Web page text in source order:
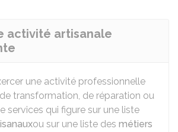
activité artisanale
une activité professionnelle
transformation, de réparation ou
services qui figure sur une liste
ou sur une liste des métiers